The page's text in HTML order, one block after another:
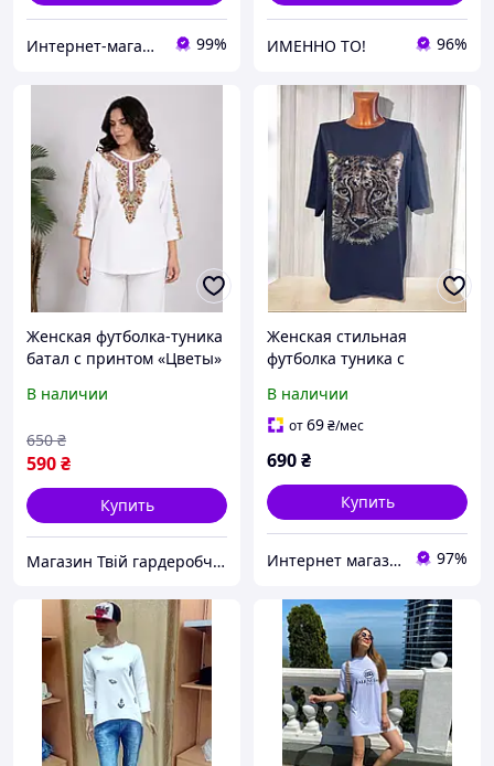
Интернет-магазин "Задарма" 99% ИМЕННО ТО! 96%
Женская футболка-туника
батал с принтом «Цветы»
В наличии
590₴
650 ₴
Купить
Магазин Твій гардеробчик. Наші ціни краще за знижки!
Женская стильная
футболка туника с
красивым леопардовым
принтом
В наличии
от69₴/мес
690₴
Купить
Интернет магазин Zheneva 97%